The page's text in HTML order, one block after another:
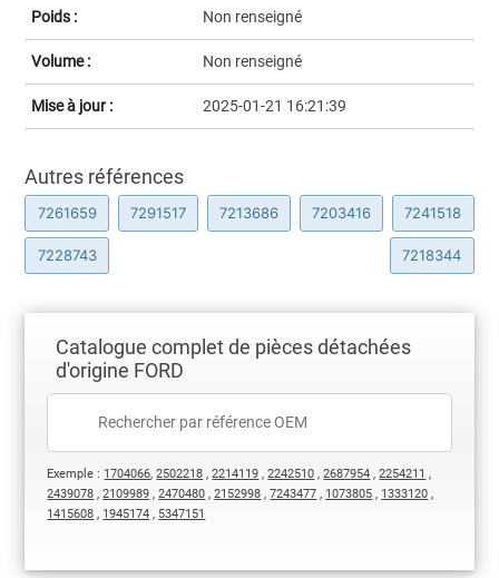
Poids : Non renseigné
Volume : Non renseigné
Mise à jour : 2025-01-21 16:21:39
Autres références
7261659 7291517 7213686 7203416 7241518
7228743 7218344
Catalogue complet de pièces détachées
d'origine FORD
Exemple : 1704066,2502218 ,2214119 ,2242510 ,2687954 ,2254211 ,
2439078 ,2109989 ,2470480 ,2152998 ,7243477 , 1073805 , 1333120 ,
1415608 , 1945174 , 5347151